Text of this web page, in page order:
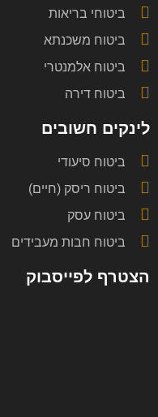
ביטוחי בריאות
ביטוח משכנתא
ביטוח אלמנטרי
ביטוח דירה
לינקים חשובים
ביטוח סיעודי
ביטוח ריסק (חיים)
ביטוח עסק
ביטוח חבות מעבידים
הצטרף לפייסבוק